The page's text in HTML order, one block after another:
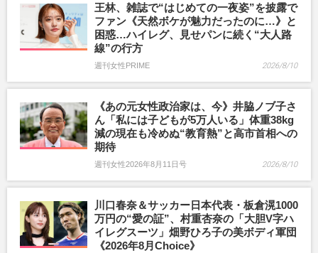
王林、雑誌で“はじめての一夜姿”を披露で
ファン《天然ボケが魅力だったのに…》と
困惑…ハイレグ、見せパンに続く“大人路
線”の行方
週刊女性PRIME 2026/8/10
《あの元女性政治家は、今》井脇ノブ子さ
ん「私には子どもが5万人いる」体重38kg
減の現在も冷めぬ“教育熱”と高市首相への
期待
週刊女性2026年8月11日号 2026/8/10
川口春奈＆サッカー日本代表・板倉滉1000
万円の“愛の証”、村重杏奈の「大胆V字ハ
イレグスーツ」畑野ひろ子の美ボディ軍団
《2026年8月Choice》